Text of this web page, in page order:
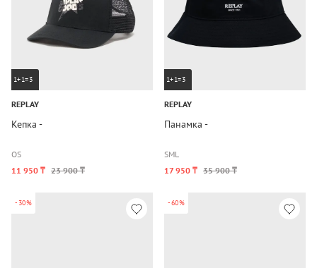
1+1=3
REPLAY
Кепка -
OS
11 950 ₸ 23 900 ₸
1+1=3
REPLAY
Панамка -
SML
17 950 ₸ 35 900 ₸
-30% -60%